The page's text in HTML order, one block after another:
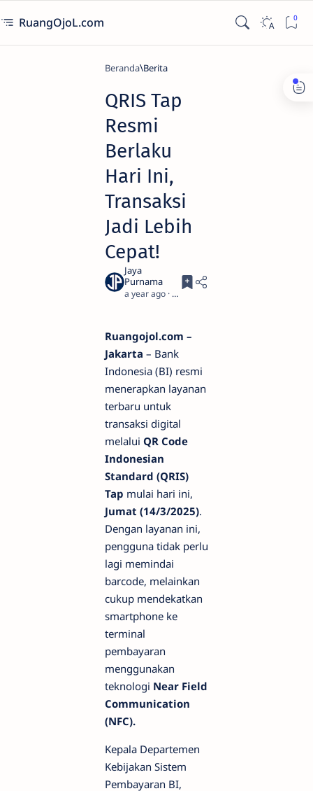
RuangOjoL.com
Beranda Berita
QRIS Tap
Resmi
Berlaku
Hari Ini,
Transaksi
Jadi Lebih
Cepat!
a year ago 2
Ruangojol.com –
Jakarta – Bank
Indonesia (BI) resmi
menerapkan layanan
terbaru untuk
transaksi digital
melalui QR Code
Indonesian
Standard (QRIS)
Tap mulai hari ini,
Jumat (14/3/2025).
Dengan layanan ini,
pengguna tidak perlu
lagi memindai
barcode, melainkan
cukup mendekatkan
smartphone ke
terminal
pembayaran
menggunakan
teknologi Near Field
Communication
(NFC).
Kepala Departemen
Kebijakan Sistem
Pembayaran BI,